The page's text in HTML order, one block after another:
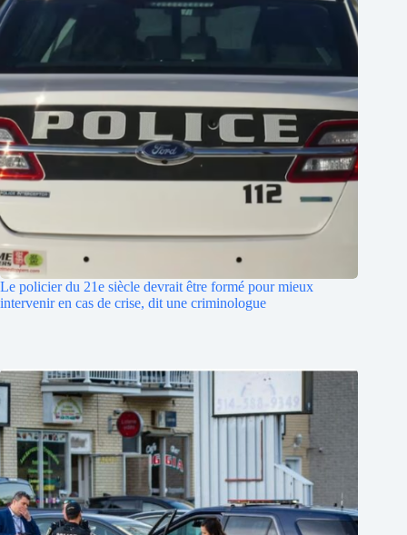
Le policier du 21e siècle devrait être formé pour mieux
intervenir en cas de crise, dit une criminologue